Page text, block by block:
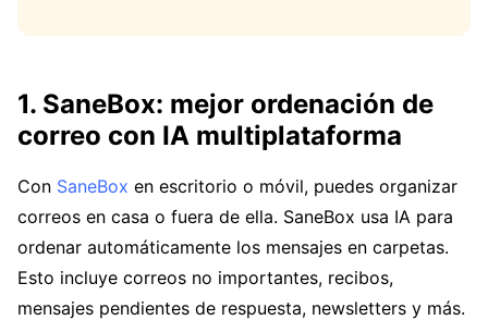
1. SaneBox: mejor ordenación de
correo con IA multiplataforma
Con SaneBox en escritorio o móvil, puedes organizar
correos en casa o fuera de ella. SaneBox usa IA para
ordenar automáticamente los mensajes en carpetas.
Esto incluye correos no importantes, recibos,
mensajes pendientes de respuesta, newsletters y más.